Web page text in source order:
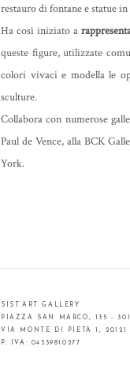
restauro di fontane e statue
Ha così iniziato a
queste figure, utilizzate
colori vivaci e modella le
sculture.
Collabora con numerose
Paul de Vence, alla BCK
York.
SIST’ART GALLERY
PIAZZA SAN MARCO, 135 -
VIA MONTE DI PIETÀ 1,
P. IVA: 04539810277